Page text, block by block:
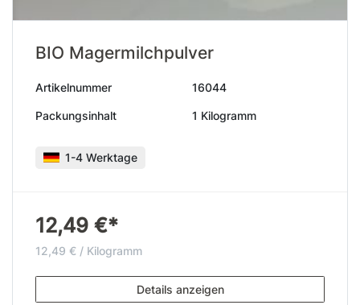
BIO Magermilchpulver
Artikelnummer 16044
Packungsinhalt 1 Kilogramm
1-4 Werktage
12,49 €*
12,49 € / Kilogramm
Details anzeigen